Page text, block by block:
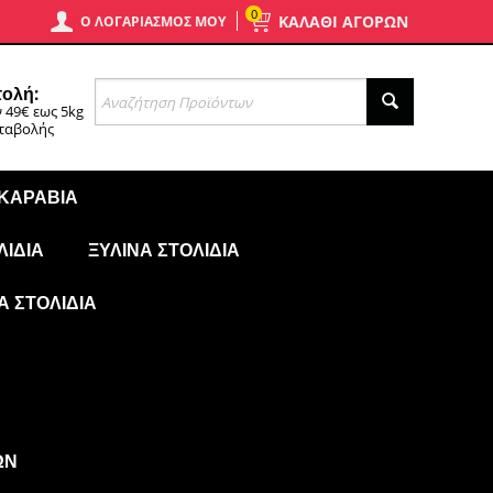
ΚΑΛΑΘΙ ΑΓΟΡΩΝ
0
Ο ΛΟΓΑΡΙΑΣΜΌΣ ΜΟΥ
49€ εως 5kg
ΞΎΛΙΝΑ ΣΤΟΛΊΔΙΑ
ΣΤΟΛΊΔΙΑ